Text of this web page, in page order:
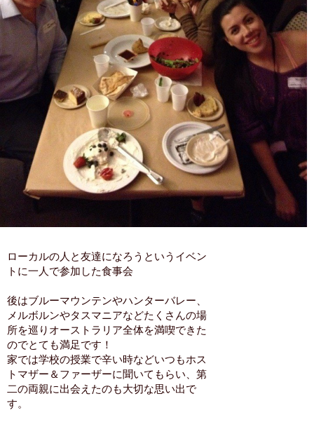
ローカルの人と友達になろうというイベン
トに一人で参加した食事会
後はブルーマウンテンやハンターバレー、
メルボルンやタスマニアなどたくさんの場
所を巡りオーストラリア全体を満喫できた
のでとても満足です！
家では学校の授業で辛い時などいつもホス
トマザー＆ファーザーに聞いてもらい、第
二の両親に出会えたのも大切な思い出で
す。